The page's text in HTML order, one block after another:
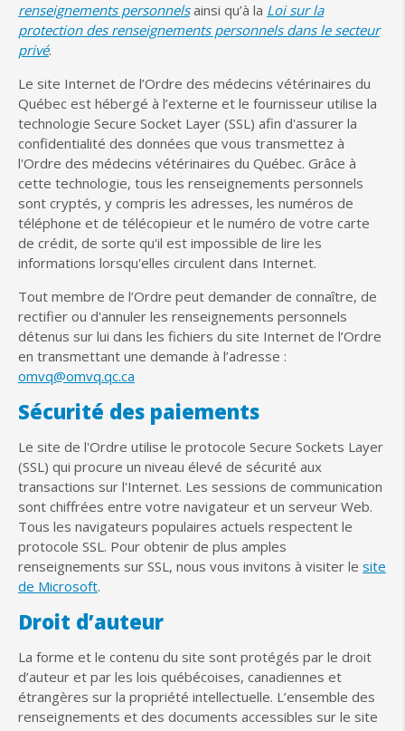
renseignements personnelsainsi qu’à la Loi sur la
protection des renseignements personnels dans le secteur
privé.
Le site Internet de l’Ordre des médecins vétérinaires du
Québec est hébergé à l’externe et le fournisseur utilise la
technologie Secure Socket Layer (SSL) afin d'assurer la
confidentialité des données que vous transmettez à
l'Ordre des médecins vétérinaires du Québec. Grâce à
cette technologie, tous les renseignements personnels
sont cryptés, y compris les adresses, les numéros de
téléphone et de télécopieur et le numéro de votre carte
de crédit, de sorte qu'il est impossible de lire les
informations lorsqu'elles circulent dans Internet.
Tout membre de l’Ordre peut demander de connaître, de
rectifier ou d'annuler les renseignements personnels
détenus sur lui dans les fichiers du site Internet de l’Ordre
en transmettant une demande à l’adresse :
omvq@omvq.qc.ca
Sécurité des paiements
Le site de l'Ordre utilise le protocole Secure Sockets Layer
(SSL) qui procure un niveau élevé de sécurité aux
transactions sur l'Internet. Les sessions de communication
sont chiffrées entre votre navigateur et un serveur Web.
Tous les navigateurs populaires actuels respectent le
protocole SSL. Pour obtenir de plus amples
renseignements sur SSL, nous vous invitons à visiter le site
de Microsoft.
Droit d’auteur
La forme et le contenu du site sont protégés par le droit
d’auteur et par les lois québécoises, canadiennes et
étrangères sur la propriété intellectuelle. L’ensemble des
renseignements et des documents accessibles sur le site